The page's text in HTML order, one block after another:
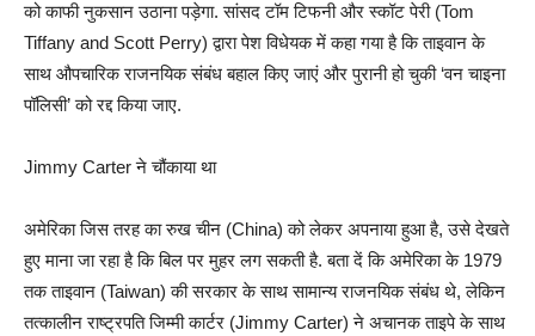
को काफी नुकसान उठाना पड़ेगा. सांसद टॉम टिफनी और स्कॉट पेरी (Tom
Tiffany and Scott Perry) द्वारा पेश विधेयक में कहा गया है कि ताइवान के
साथ औपचारिक राजनयिक संबंध बहाल किए जाएं और पुरानी हो चुकी ‘वन चाइना
पॉलिसी’ को रद्द किया जाए.
Jimmy Carter ने चौंकाया था
अमेरिका जिस तरह का रुख चीन (China) को लेकर अपनाया हुआ है, उसे देखते
हुए माना जा रहा है कि बिल पर मुहर लग सकती है. बता दें कि अमेरिका के 1979
तक ताइवान (Taiwan) की सरकार के साथ सामान्य राजनयिक संबंध थे, लेकिन
तत्कालीन राष्ट्रपति जिम्मी कार्टर (Jimmy Carter) ने अचानक ताइपे के साथ